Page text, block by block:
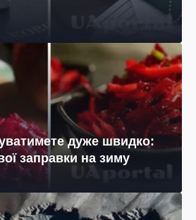
дуже швидко:
заправки на зиму